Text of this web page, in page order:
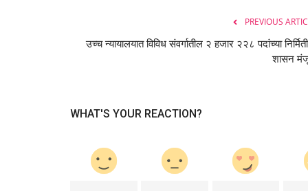
PREVIOUS
उच्च न्यायालयात विविध संवर्गातील २ हजार २२८ पदांच्या
शासन
WHAT'S YOUR REACTION?